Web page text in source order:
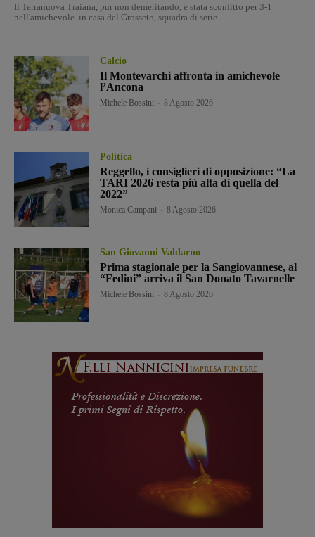
Il Terranuova Traiana, pur non demeritando, è stata sconfitto per 3-1
nell'amichevole in casa del Grosseto, squadra di serie...
Calcio
Il Montevarchi affronta in amichevole
l’Ancona
Michele Bossini 8 Agosto 2026
Politica
Reggello, i consiglieri di opposizione: “La
TARI 2026 resta più alta di quella del
2022”
Monica Campani 8 Agosto 2026
San Giovanni Valdarno
Prima stagionale per la Sangiovannese, al
“Fedini” arriva il San Donato Tavarnelle
Michele Bossini 8 Agosto 2026